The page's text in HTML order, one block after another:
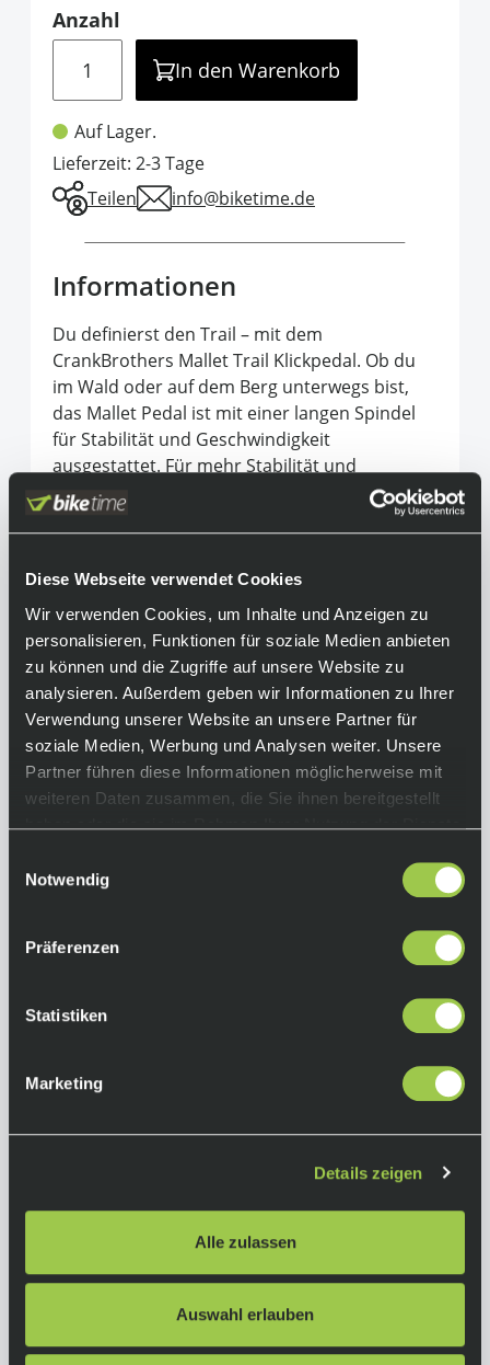
Diese Webseite verwendet Cookies
Wir verwenden Cookies, um Inhalte und Anzeigen zu
personalisieren, Funktionen für soziale Medien anbieten
zu können und die Zugriffe auf unsere Website zu
analysieren. Außerdem geben wir Informationen zu Ihrer
Verwendung unserer Website an unsere Partner für
soziale Medien, Werbung und Analysen weiter. Unsere
Partner führen diese Informationen möglicherweise mit
weiteren Daten zusammen, die Sie ihnen bereitgestellt
haben oder die sie im Rahmen Ihrer Nutzung der Dienste
Notwendig
Präferenzen
Statistiken
Marketing
Details zeigen
Alle zulassen
Auswahl erlauben
Anzahl
In den Warenkorb
Auf Lager.
Lieferzeit: 2-3 Tage
Teilen
info@biketime.de
Informationen
Du definierst den Trail – mit dem
CrankBrothers Mallet Trail Klickpedal. Ob du
im Wald oder auf dem Berg unterwegs bist,
das Mallet Pedal ist mit einer langen Spindel
für Stabilität und Geschwindigkeit
ausgestattet. Für mehr Stabilität und
Geschwindigkeit, zwei verstellbaren Pins pro
Seite für zusätzliche Traktion. Das Mallet Pedal
stellen.
Equipment
Funktionen:
• optimierte Plattformgröße und Oberfläche
für Trail/Gravel-Riding
• lange Spindel und 57mm Q-Factor für mehr
Schuhfreiheit und Stabilität bei hoher
Geschwindigkeit
• integrierte Traktionspad-Technologie zur
zwischen Schuh und Pedal
• Endkappe aus Hexlegierung für mehr
Schlammabweisung
• schwarz
gewählten Zubehörteils, wende dich bitte
per Telefon oder Mail an uns!
Herstellerinformationen